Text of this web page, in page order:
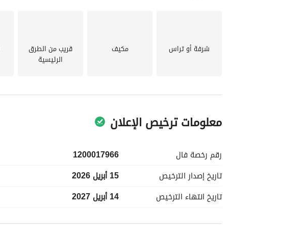
شرفة أو تراس مكيف قريب من الطرق
الرئيسية
معلومات ترخيص الإعلان
رقم رخصة فال
1200017966
تاريخ إصدار الترخيص
15 أبريل 2026
تاريخ انتهاء الترخيص 14 أبريل 2027